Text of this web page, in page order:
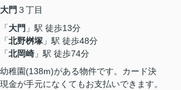
大門 ３丁目
「大門 」駅 徒歩13分
「北野桝塚 」駅 徒歩48分
「北岡崎 」駅 徒歩74分
稚園(138m)がある物件です。カード決
金が手元になくてもお支払いできます。